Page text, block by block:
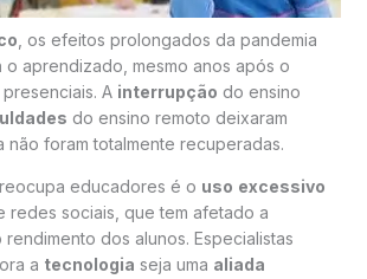
, os efeitos prolongados da pandemia
o aprendizado, mesmo anos após o
A interrupção do ensino
do ensino remoto deixaram
não foram totalmente recuperadas.
educadores é o uso excessivo
redes sociais, que tem afetado a
dos alunos. Especialistas
a tecnologia seja uma aliada